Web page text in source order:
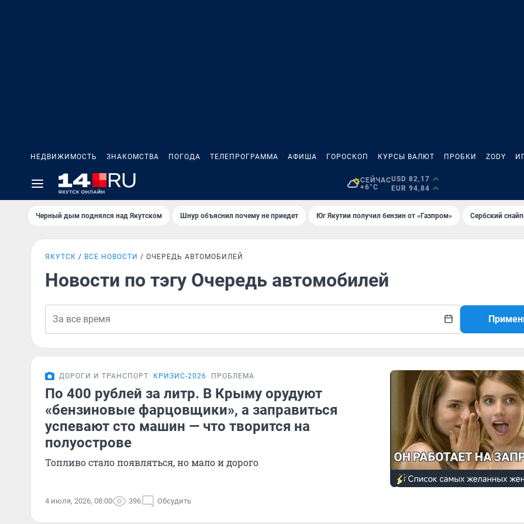
НЕДВИЖИМОСТЬ ЗНАКОМСТВА ПОГОДА ТЕЛЕПРОГРАММА АФИША ГОРОСКОП КУРСЫ ВАЛЮТ ПРОБКИ ZODY
СЕЙЧАС
+6°C
USD 82,17
EUR 94,84
Черный дым поднялся над Якутском Шнур объяснил почему не приедет Юг Якутии получил бензин от «Газпром» Сербский
ЯКУТСК ВСЕ НОВОСТИ ОЧЕРЕДЬ АВТОМОБИЛЕЙ
Новости по тэгу Очередь автомобилей
ДОРОГИ И ТРАНСПОРТ КРИЗИС-2026 ПРОБЛЕМА
По 400 рублей за литр. В Крыму орудуют
«бензиновые фарцовщики», а заправиться
успевают сто машин — что творится на
полуострове
Топливо стало появляться, но мало и дорого
4 июля, 2026, 08:00 396 Обсудить